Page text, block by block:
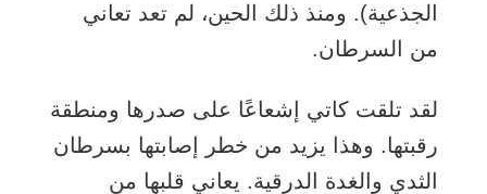
الجذعية). ومنذ ذلك الحين، لم تعد تعاني
من السرطان.
لقد تلقت كاتي إشعاعًا على صدرها ومنطقة
رقبتها. وهذا يزيد من خطر إصابتها بسرطان
الثدي والغدة الدرقية. يعاني قلبها من